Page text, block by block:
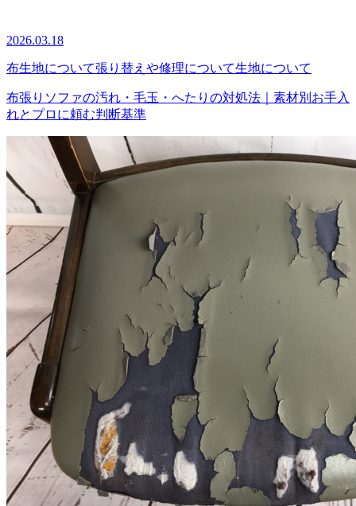
2026.03.18
布生地について張り替えや修理について生地について
布張りソファの汚れ・毛玉・へたりの対処法｜素材別お手入
れとプロに頼む判断基準